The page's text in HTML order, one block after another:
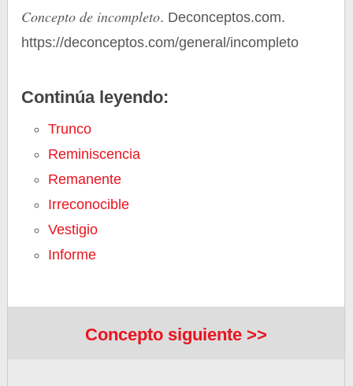
Concepto de incompleto. Deconceptos.com.
https://deconceptos.com/general/incompleto
Continúa leyendo:
Trunco
Reminiscencia
Remanente
Irreconocible
Vestigio
Informe
Concepto siguiente >>